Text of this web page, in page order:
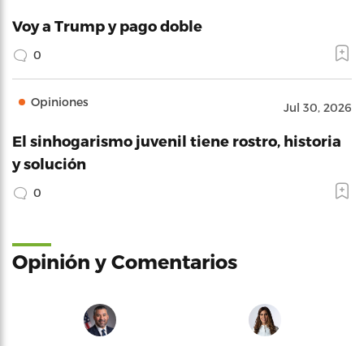
Voy a Trump y pago doble
0
Opiniones Jul 30, 2026
El sinhogarismo juvenil tiene rostro, historia
y solución
0
Opinión y Comentarios